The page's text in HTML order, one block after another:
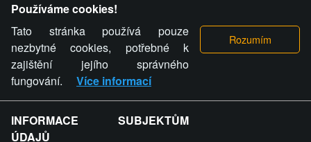
videa a komentáře. Osoba, které se toto opatření provozovatele
stránky týče, ani osoba, která umístila fotografii nebo video na
stránku, nemůže z důvodu odstranění fotografie, videa nebo
komentáře pro výše uvedenou okolnost uplatnit vůči
provozovateli stránky žádný nárok na náhradu škody nebo
nemajetkové újmy.
ZVRÁCENÝ.CZ - Svět není zvrácenej. To jen
Používáme cookies!
Tato stránka používá pouze
nezbytné cookies, potřebné k
zajištění jejího správného
fungování.
Více informací
INFORMACE SUBJEKTŮM
ÚDAJŮ